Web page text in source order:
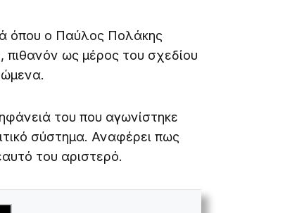
όπου ο Παύλος Πολάκης
ως μέρος του σχεδίου
του που αγωνίστηκε
σύστημα. Αναφέρει πως
του αριστερό.